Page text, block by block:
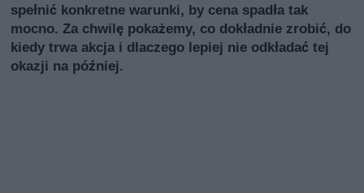
spełnić konkretne warunki, by cena spadła tak
mocno. Za chwilę pokażemy, co dokładnie zrobić, do
kiedy trwa akcja i dlaczego lepiej nie odkładać tej
okazji na później.